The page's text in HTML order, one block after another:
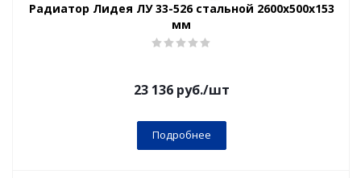
Радиатор Лидея ЛУ 33-526 стальной 2600x500x153
мм
23 136руб./шт
Подробнее